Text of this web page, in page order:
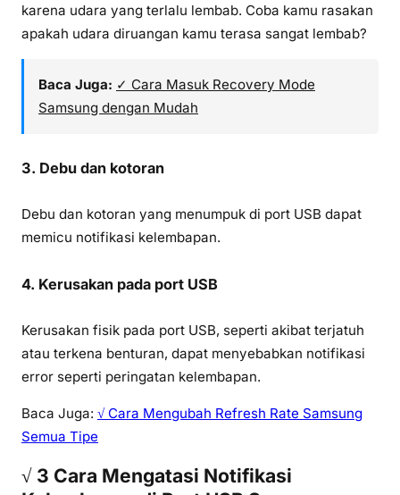
karena udara yang terlalu lembab. Coba kamu rasakan
apakah udara diruangan kamu terasa sangat lembab?
Baca Juga: ✓ Cara Masuk Recovery Mode
Samsung dengan Mudah
3. Debu dan kotoran
Debu dan kotoran yang menumpuk di port USB dapat
memicu notifikasi kelembapan.
4. Kerusakan pada port USB
Kerusakan fisik pada port USB, seperti akibat terjatuh
atau terkena benturan, dapat menyebabkan notifikasi
error seperti peringatan kelembapan.
Baca Juga: √ Cara Mengubah Refresh Rate Samsung
Semua Tipe
√ 3 Cara Mengatasi Notifikasi